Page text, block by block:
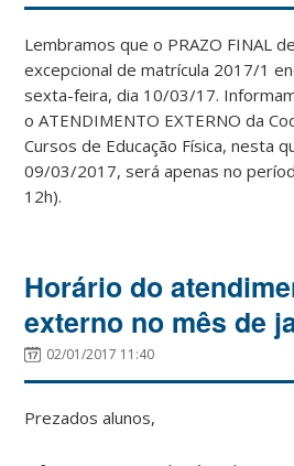
Lembramos que o PRAZO FINAL
excepcional de matrícula 2017/1
sexta-feira, dia 10/03/17.
o ATENDIMENTO EXTERNO da
Cursos de Educação Física, nesta
09/03/2017, será apenas no
12h).
Horário do
externo no mês de
02/01/2017 11:40
Prezados alunos,